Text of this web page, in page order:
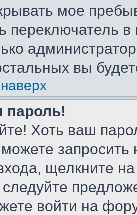
мое
переключатель
вы
пароль!
Хоть ваш
щелкните
войти на